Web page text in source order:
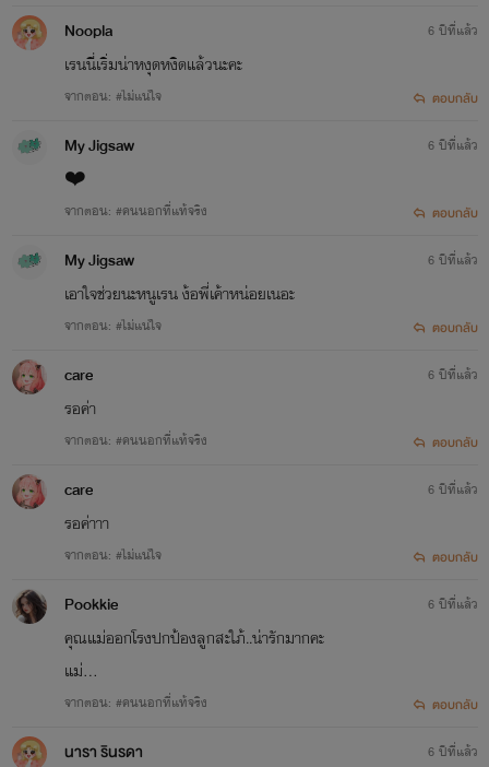
Noopla
เรนนี่เริ่มน่าหงุดหงิดแล้วนะคะ
จากตอน: #ไม่แน่ใจ
6 ปีที่แล้ว
ตอบกลับ
My Jigsaw
❤️
จากตอน: #คนนอกที่แท้จริง
6 ปีที่แล้ว
ตอบกลับ
My Jigsaw
เอาใจช่วยนะหนูเรน ง้อพี่เค้าหน่อยเนอะ
จากตอน: #ไม่แน่ใจ
6 ปีที่แล้ว
ตอบกลับ
care
รอค่า
จากตอน: #คนนอกที่แท้จริง
6 ปีที่แล้ว
ตอบกลับ
care
รอค่าาา
จากตอน: #ไม่แน่ใจ
6 ปีที่แล้ว
ตอบกลับ
Pookkie
คุณแม่ออกโรงปกป้องลูกสะใภ้..น่ารักมากคะ
แม่...
จากตอน: #คนนอกที่แท้จริง
6 ปีที่แล้ว
ตอบกลับ
นารา รินรดา 6 ปีที่แล้ว